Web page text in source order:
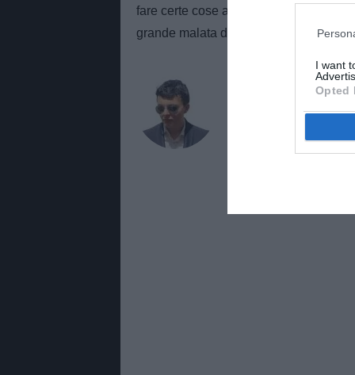
I want
Opted
fare certe cose al Tolosa, altre alla
grande malata del calcio italiano".
Alessandro
Giornalista di
approfondimenti e